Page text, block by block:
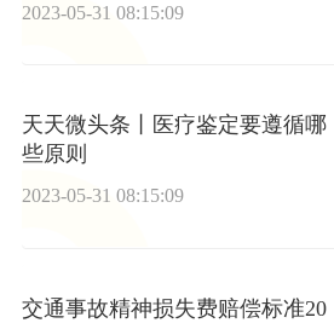
2023-05-31 08:15:09
天天微头条丨医疗鉴定要遵循哪
些原则
2023-05-31 08:15:09
交通事故精神损失费赔偿标准20